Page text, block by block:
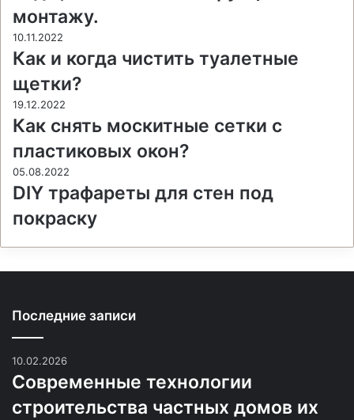
монтажу.
10.11.2022
Как и когда чистить туалетные
щетки?
19.12.2022
Как снять москитные сетки с
пластиковых окон?
05.08.2022
DIY трафареты для стен под
покраску
Последние записи
10.02.2026
Современные технологии
строительства частных домов их